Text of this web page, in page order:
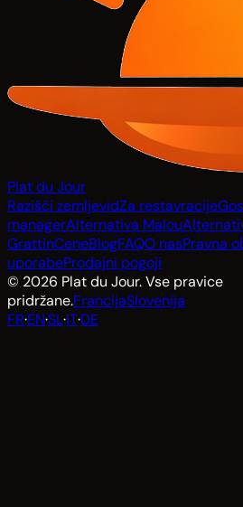
Plat du Jour
Razišči zemljevidZa restavracije
managerAlternativa Malou
GrattinCeneBlogFAQO nasPravna
uporabeProdajni pogoji
© 2026 Plat du Jour. Vse pravice
pridržane.FrancijaSlovenija
FR·EN·SL·IT·DE